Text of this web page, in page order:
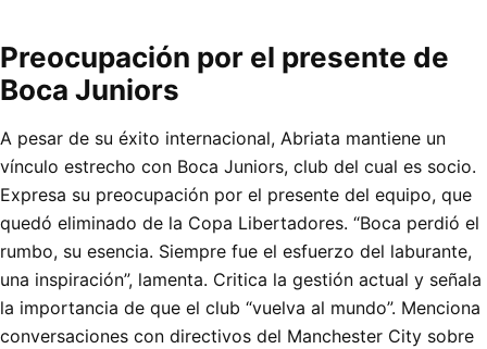
Preocupación por el presente de
Boca Juniors
A pesar de su éxito internacional, Abriata mantiene un
vínculo estrecho con Boca Juniors, club del cual es socio.
Expresa su preocupación por el presente del equipo, que
quedó eliminado de la Copa Libertadores. “Boca perdió el
rumbo, su esencia. Siempre fue el esfuerzo del laburante,
una inspiración”, lamenta. Critica la gestión actual y señala
la importancia de que el club “vuelva al mundo”. Menciona
conversaciones con directivos del Manchester City sobre